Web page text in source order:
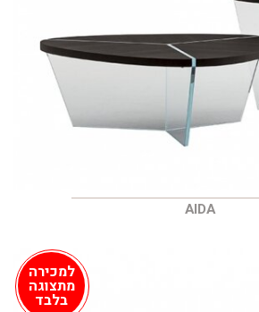
AIDA
למכירה
מתצוגה
בלבד